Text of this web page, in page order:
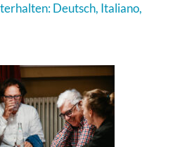
Deutsch, Italiano,